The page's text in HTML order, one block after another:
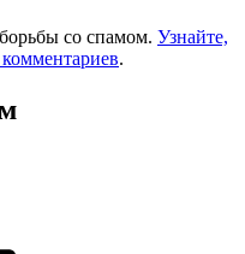
со спамом. Узнайте,
.